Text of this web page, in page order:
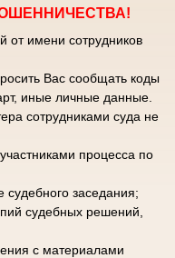
от имени сотрудников
Вас сообщать коды
иные личные данные.
сотрудниками суда не
процесса по
заседания;
судебных решений,
с материалами